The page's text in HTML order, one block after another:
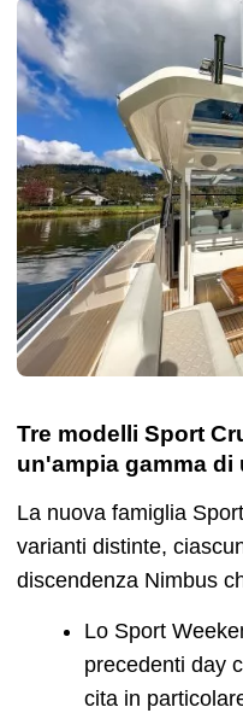
Tre modelli Sport
un'ampia gamma di
La nuova famiglia
varianti distinte,
discendenza Nimbus
Lo Sport
precedenti day
cita in